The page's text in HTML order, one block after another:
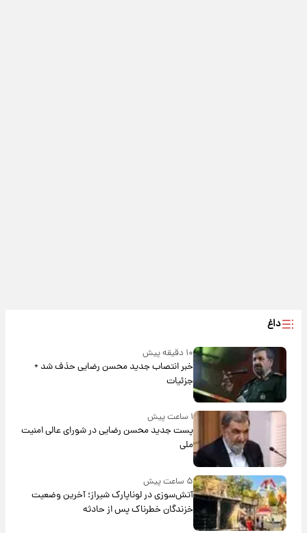
داغ
۱۰ دقیقه پیش
خبر انتصاب جدید محسن رضایی حذف شد +
جزئیات
پست جدید محسن رضایی در شورای عالی امنیت
ملی
۵ ساعت پیش
آتش‌سوزی در لوناپارک شیراز؛ آخرین وضعیت
خزندگان خطرناک پس از حادثه